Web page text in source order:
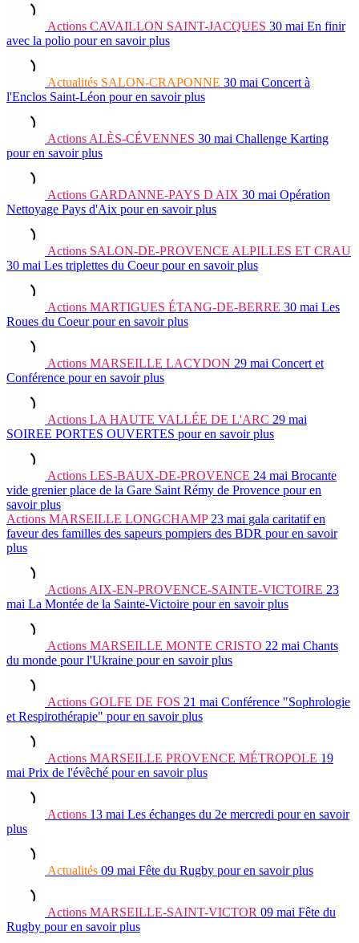
Actions CAVAILLON SAINT-JACQUES 30 mai En finir
avec la polio pour en savoir plus
Actualités SALON-CRAPONNE 30 mai Concert à
l'Enclos Saint-Léon pour en savoir plus
Actions ALÈS-CÉVENNES 30 mai Challenge Karting
pour en savoir plus
Actions GARDANNE-PAYS D AIX 30 mai Opération
Nettoyage Pays d'Aix pour en savoir plus
Actions SALON-DE-PROVENCE ALPILLES ET CRAU
30 mai Les triplettes du Coeur pour en savoir plus
Actions MARTIGUES ÉTANG-DE-BERRE 30 mai Les
Roues du Coeur pour en savoir plus
Actions MARSEILLE LACYDON 29 mai Concert et
Conférence pour en savoir plus
Actions LA HAUTE VALLÉE DE L'ARC 29 mai
SOIREE PORTES OUVERTES pour en savoir plus
Actions LES-BAUX-DE-PROVENCE 24 mai Brocante
vide grenier place de la Gare Saint Rémy de Provence pour en
savoir plus
Actions MARSEILLE LONGCHAMP 23 mai gala caritatif en
faveur des familles des sapeurs pompiers des BDR pour en savoir
plus
Actions AIX-EN-PROVENCE-SAINTE-VICTOIRE 23
mai La Montée de la Sainte-Victoire pour en savoir plus
Actions MARSEILLE MONTE CRISTO 22 mai Chants
du monde pour l'Ukraine pour en savoir plus
Actions GOLFE DE FOS 21 mai Conférence "Sophrologie
et Respirothérapie" pour en savoir plus
Actions MARSEILLE PROVENCE MÉTROPOLE 19
mai Prix de l'évêché pour en savoir plus
Actions 13 mai Les échanges du 2e mercredi pour en savoir
plus
Actualités 09 mai Fête du Rugby pour en savoir plus
Actions MARSEILLE-SAINT-VICTOR 09 mai Fête du
Rugby pour en savoir plus